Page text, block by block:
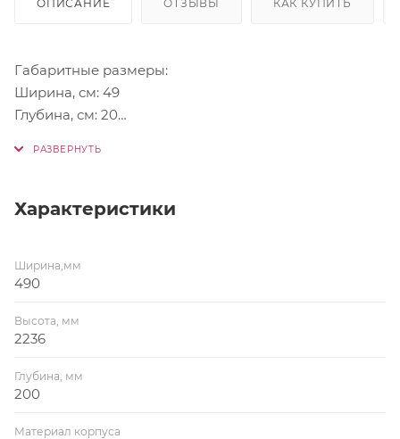
ОПИСАНИЕ ОТЗЫВЫ КАК КУПИТЬ
Габаритные размеры:
Ширина, см: 49
Глубина, см: 20
Материал корпуса: ЛДСП 16 мм
Характеристики
Ширина,мм
490
Высота, мм
2236
Глубина, мм
200
Материал корпуса